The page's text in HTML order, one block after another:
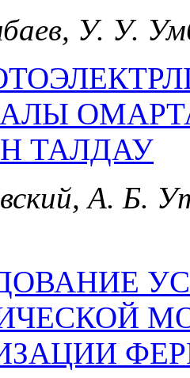
У. У.
ТАЛДАУ
А. Б.